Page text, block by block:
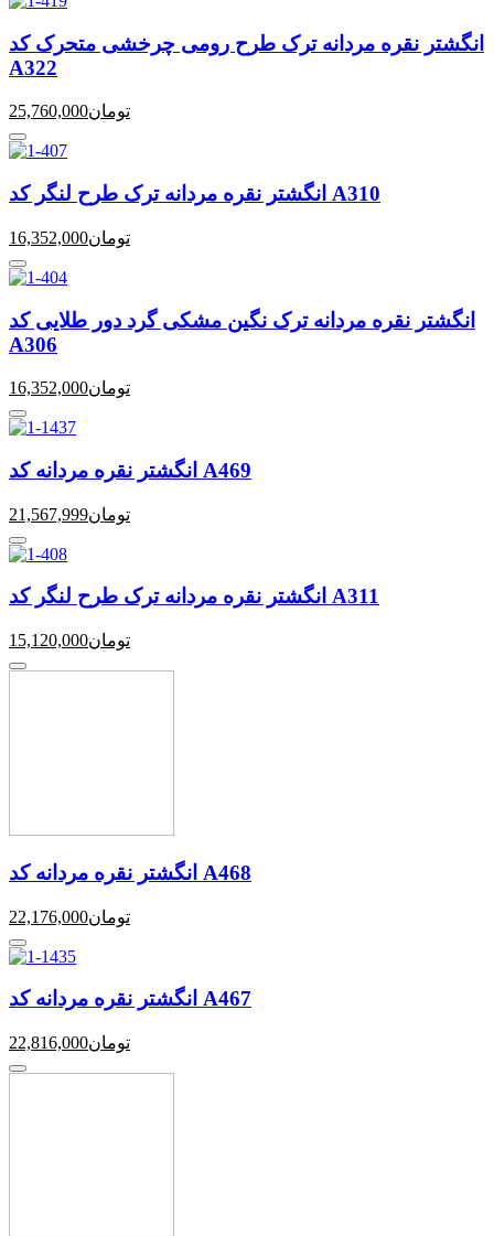
انگشتر نقره مردانه ترک طرح رومی چرخشی متحرک کد
A322
25,760,000تومان
انگشتر نقره مردانه ترک طرح لنگر کد A310
16,352,000تومان
انگشتر نقره مردانه ترک نگین مشکی گرد دور طلایی کد
A306
16,352,000تومان
انگشتر نقره مردانه کد A469
21,567,999تومان
انگشتر نقره مردانه ترک طرح لنگر کد A311
15,120,000تومان
انگشتر نقره مردانه کد A468
22,176,000تومان
انگشتر نقره مردانه کد A467
22,816,000تومان